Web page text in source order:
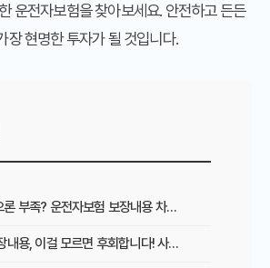
운전자보험을 찾아보세요. 안전하고 든든
장 현명한 투자가 될 것입니다.
자동차보험만으론 부족? 운전자보험 보장내용 차이와 필수 가입 이유
운전자보험 보장내용, 이걸 모르면 후회합니다! 사고 시 혜택 총정리